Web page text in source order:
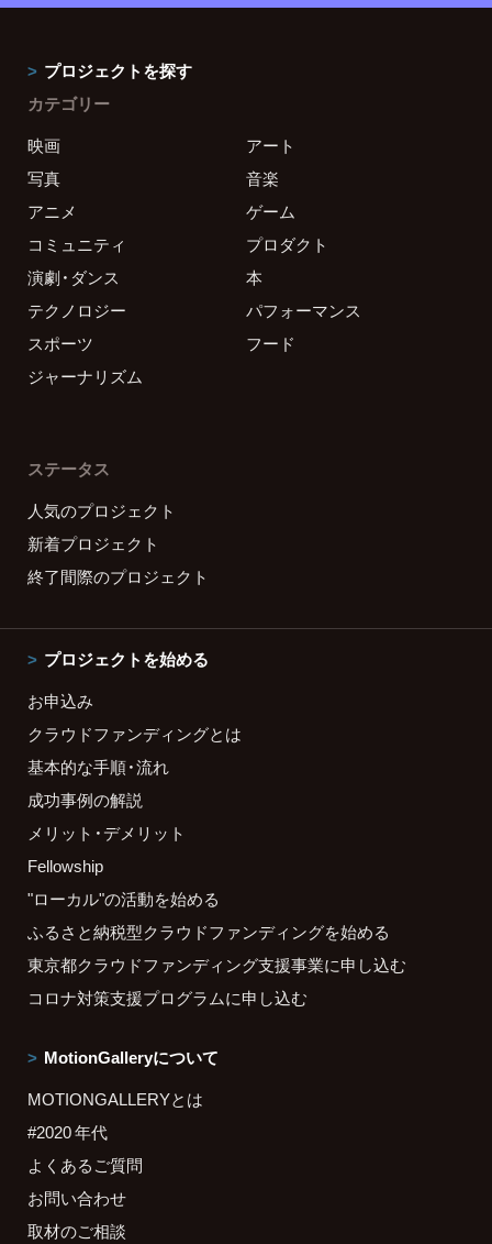
プロジェクトを探す
カテゴリー
映画
アート
写真
音楽
アニメ
ゲーム
コミュニティ
プロダクト
演劇・ダンス
本
テクノロジー
パフォーマンス
スポーツ
フード
ジャーナリズム
ステータス
人気のプロジェクト
新着プロジェクト
終了間際のプロジェクト
プロジェクトを始める
お申込み
クラウドファンディングとは
基本的な手順・流れ
成功事例の解説
メリット・デメリット
Fellowship
"ローカル"の活動を始める
ふるさと納税型クラウドファンディングを始める
東京都クラウドファンディング支援事業に申し込む
コロナ対策支援プログラムに申し込む
MotionGalleryについて
MOTIONGALLERYとは
#2020 年代
よくあるご質問
お問い合わせ
取材のご相談